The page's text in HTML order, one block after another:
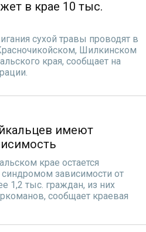
в крае 10 тыс.
сухой травы проводят в
Шилкинском
края, сообщает на
имеют
крае остается
зависимости от
1,2 тыс. граждан, из них
сообщает краевая